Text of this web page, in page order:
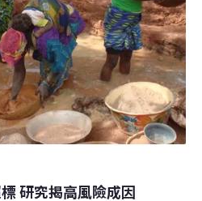
合國《巴賽爾公約》（Basel
Kummer Peiry說，在
有《巴賽爾公約》及《鹿特丹
研究揭高風險成因